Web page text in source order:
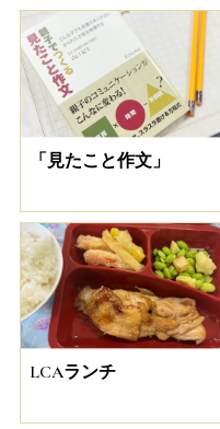
「見たこと作文」
LCAランチ